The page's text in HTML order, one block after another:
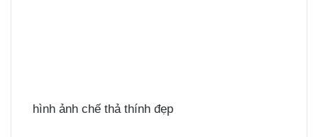
hình ảnh chế thả thính đẹp